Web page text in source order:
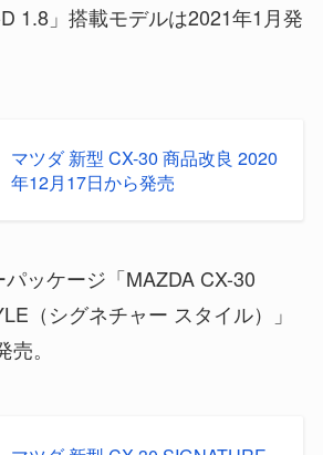
1.8」搭載モデルは2021年1月発
マツダ 新型 CX-30 商品改良 2020
年12月17日から発売
ッケージ「MAZDA CX-30
（シグネチャー スタイル）」
。